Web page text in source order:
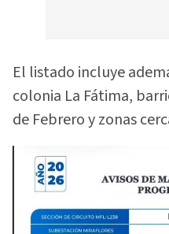
El listado incluye
colonia La Fátima,
de Febrero y zonas